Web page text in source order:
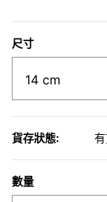
尺寸
貨存狀態:
數量